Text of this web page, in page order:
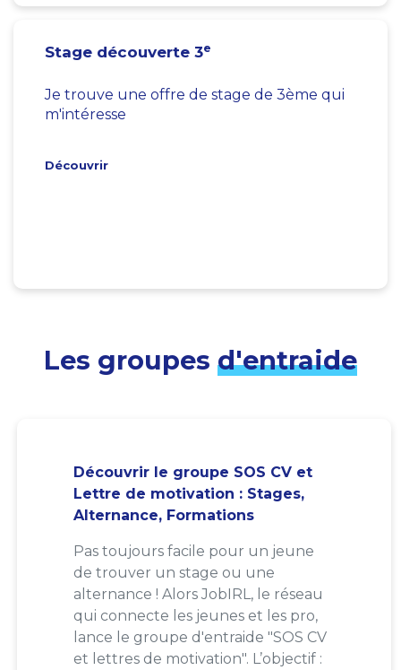
Stage découverte 3e
Je trouve une offre de stage de 3ème qui
m'intéresse
Découvrir
Les groupes d'entraide
Découvrir le groupe SOS CV et
Lettre de motivation : Stages,
Alternance, Formations
Pas toujours facile pour un jeune
de trouver un stage ou une
alternance ! Alors JobIRL, le réseau
qui connecte les jeunes et les pro,
lance le groupe d'entraide "SOS CV
et lettres de motivation". L’objectif :